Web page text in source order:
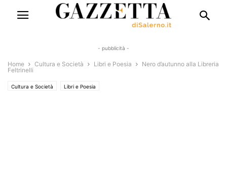
- pubblicità -
Home Cultura e Società Libri e Poesia
Nero d’autunno alla Libreria
Feltrinelli
Cultura e Società Libri e Poesia